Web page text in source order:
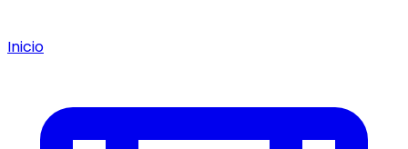
Inicio